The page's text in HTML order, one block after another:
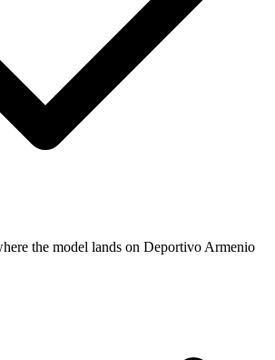
the model lands on Deportivo Armenio